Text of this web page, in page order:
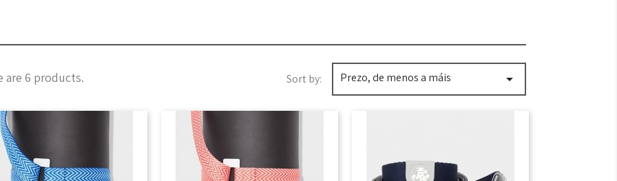
are 6 products. Sort by: Prezo, de menos a máis 